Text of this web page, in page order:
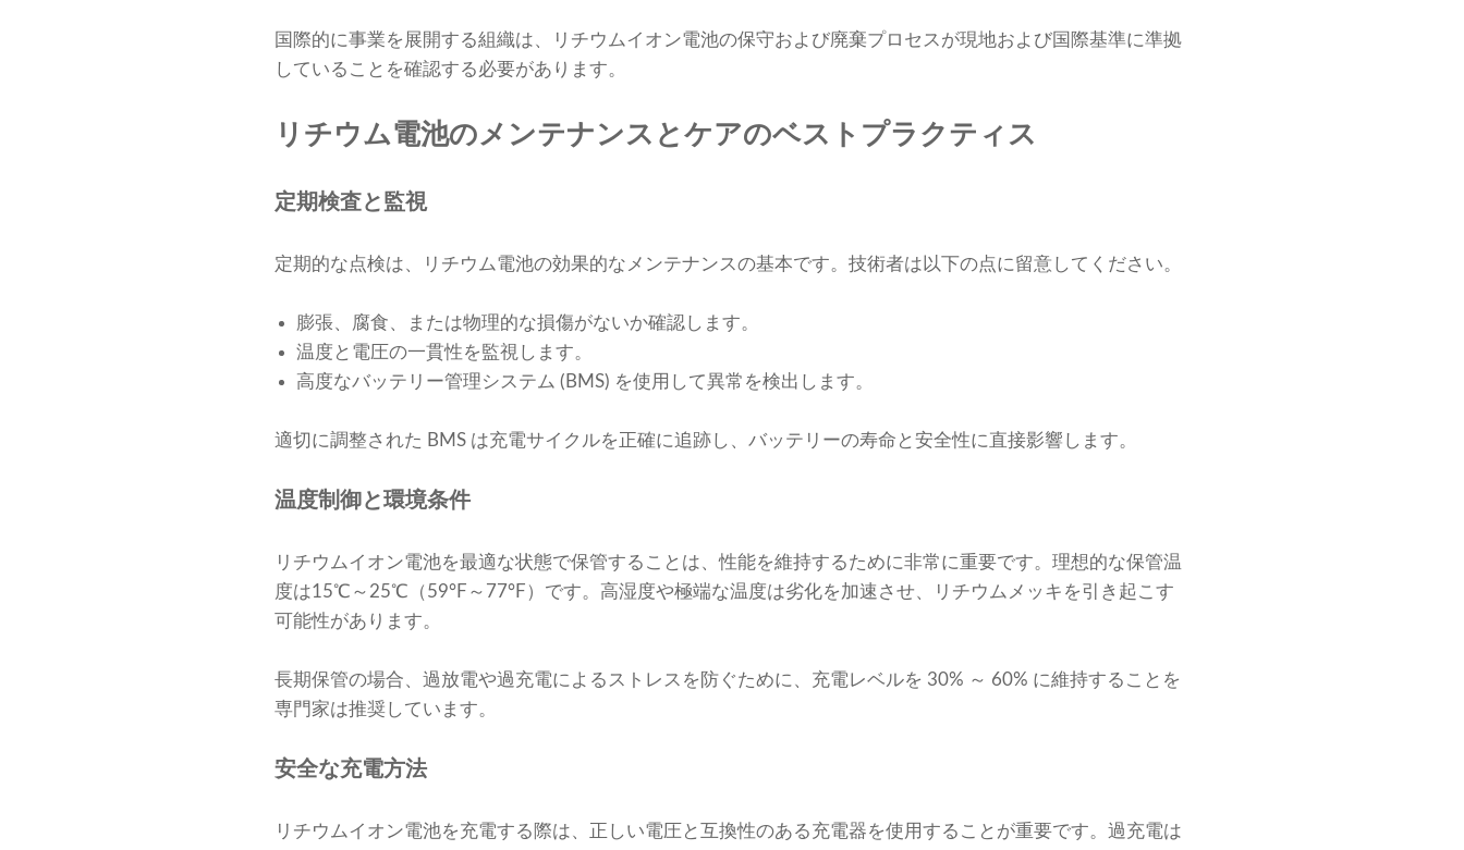
国際的に事業を展開する組織は、リチウムイオン電池の保守および廃棄プロセスが現地および国際基準に準拠
していることを確認する必要があります。
リチウム電池のメンテナンスとケアのベストプラクティス
定期検査と監視
定期的な点検は、リチウム電池の効果的なメンテナンスの基本です。技術者は以下の点に留意してください。
膨張、腐食、または物理的な損傷がないか確認します。
温度と電圧の一貫性を監視します。
高度なバッテリー管理システム (BMS) を使用して異常を検出します。
適切に調整された BMS は充電サイクルを正確に追跡し、バッテリーの寿命と安全性に直接影響します。
温度制御と環境条件
リチウムイオン電池を最適な状態で保管することは、性能を維持するために非常に重要です。理想的な保管温
度は15℃～25℃（59°F～77°F）です。高湿度や極端な温度は劣化を加速させ、リチウムメッキを引き起こす
可能性があります。
長期保管の場合、過放電や過充電によるストレスを防ぐために、充電レベルを 30% ～ 60% に維持することを
専門家は推奨しています。
安全な充電方法
リチウムイオン電池を充電する際は、正しい電圧と互換性のある充電器を使用することが重要です。過充電は